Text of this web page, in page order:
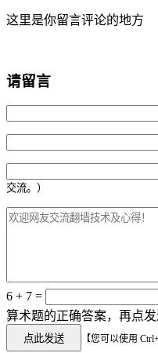
这里是你留言评论的地方
请留言
交流。）
6 + 7 =
算术题的正确答案，再点
【您可以使用